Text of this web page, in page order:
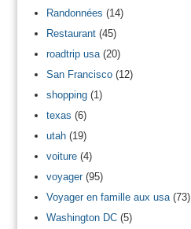
Randonnées (14)
Restaurant(45)
roadtrip usa(20)
San Francisco(12)
shopping(1)
texas (6)
utah(19)
voiture(4)
voyager(95)
Voyager en famille aux usa(73)
Washington DC(5)